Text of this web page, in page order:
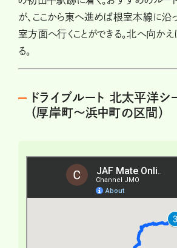
が、ここから東へ進めば根室本線に沿
室方面へ行くことができる。北へ向か
る。
ドライブルート 北太平洋シ
（厚岸町～浜中町の区間）